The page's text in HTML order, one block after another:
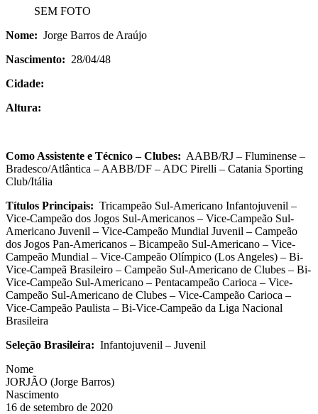
SEM FOTO
Nome: Jorge Barros de Araújo
Nascimento: 28/04/48
Cidade:
Altura:
Como Assistente e Técnico – Clubes: AABB/RJ – Fluminense –
Bradesco/Atlântica – AABB/DF – ADC Pirelli – Catania Sporting
Club/Itália
Títulos Principais: Tricampeão Sul-Americano Infantojuvenil –
Vice-Campeão dos Jogos Sul-Americanos – Vice-Campeão Sul-
Americano Juvenil – Vice-Campeão Mundial Juvenil – Campeão
dos Jogos Pan-Americanos – Bicampeão Sul-Americano – Vice-
Campeão Mundial – Vice-Campeão Olímpico (Los Angeles) – Bi-
Vice-Campeã Brasileiro – Campeão Sul-Americano de Clubes – Bi-
Vice-Campeão Sul-Americano – Pentacampeão Carioca – Vice-
Campeão Sul-Americano de Clubes – Vice-Campeão Carioca –
Vice-Campeão Paulista – Bi-Vice-Campeão da Liga Nacional
Brasileira
Seleção Brasileira: Infantojuvenil – Juvenil
Nome
JORJÃO (Jorge Barros)
Nascimento
16 de setembro de 2020